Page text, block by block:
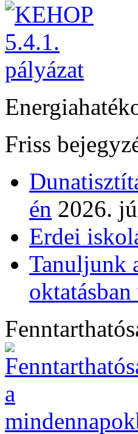
Friss
én 2026.
Erdei
Tanuljunk